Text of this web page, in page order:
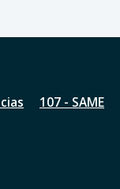
107 - SAME